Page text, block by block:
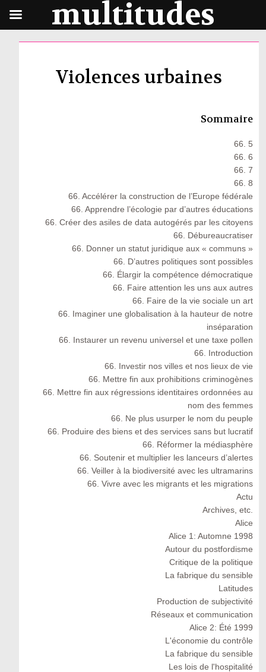
Violences urbaines
Sommaire
66. 5
66. 6
66. 7
66. 8
66. Accélérer la construction de l’Europe fédérale
66. Apprendre l’écologie par d’autres éducations
66. Créer des asiles de data autogérés par les citoyens
66. Débureaucratiser
66. Donner un statut juridique aux « communs »
66. D’autres politiques sont possibles
66. Élargir la compétence démocratique
66. Faire attention les uns aux autres
66. Faire de la vie sociale un art
66. Imaginer une globalisation à la hauteur de notre
inséparation
66. Instaurer un revenu universel et une taxe pollen
66. Introduction
66. Investir nos villes et nos lieux de vie
66. Mettre fin aux prohibitions criminogènes
66. Mettre fin aux régressions identitaires ordonnées au
nom des femmes
66. Ne plus usurper le nom du peuple
66. Produire des biens et des services sans but lucratif
66. Réformer la médiasphère
66. Soutenir et multiplier les lanceurs d’alertes
66. Veiller à la biodiversité avec les ultramarins
66. Vivre avec les migrants et les migrations
Actu
Archives, etc.
Alice
Alice 1: Automne 1998
Autour du postfordisme
Critique de la politique
La fabrique du sensible
Latitudes
Production de subjectivité
Réseaux et communication
Alice 2: Été 1999
L'économie du contrôle
La fabrique du sensible
Les lois de l'hospitalité
multitudes